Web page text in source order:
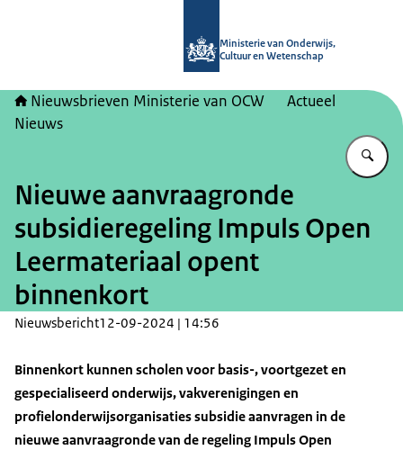
Ministerie van Onderwijs,
Cultuur en Wetenschap
Nieuwsbrieven Ministerie van OCW
Actueel
Nieuws
Nieuwe aanvraagronde
subsidieregeling Impuls Open
Leermateriaal opent
binnenkort
Nieuwsbericht12-09-2024 | 14:56
Binnenkort kunnen scholen voor basis-, voortgezet en
gespecialiseerd onderwijs, vakverenigingen en
profielonderwijsorganisaties subsidie aanvragen in de
nieuwe aanvraagronde van de regeling Impuls Open